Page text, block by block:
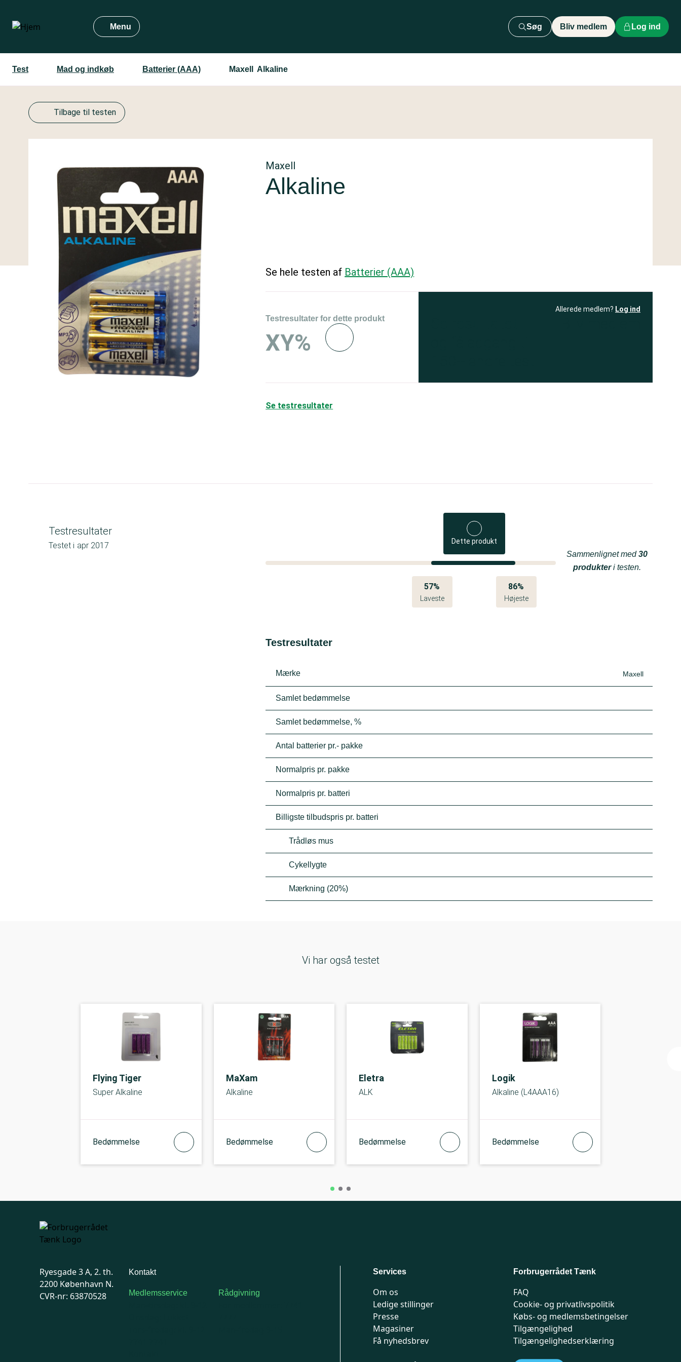
hovedindhold
Menu Søg Bliv medlem Log ind
Test Mad og indkøb Batterier (AAA) Maxell Alkaline
Tilbage til testen
Maxell
Alkaline
Se hele testen af Batterier (AAA)
Testresultater for dette produkt
XY%
Allerede medlem? Log ind
Se testresultater
Testresultater
Testet i apr 2017 Dette produkt
57%
Laveste
86%
Højeste
Sammenlignet med30
produkteri testen.
Testresultater
Mærke Maxell
Samlet bedømmelse
Samlet bedømmelse, %
Antal batterier pr.- pakke
Normalpris pr. pakke
Normalpris pr. batteri
Billigste tilbudspris pr. batteri
Trådløs mus
Cykellygte
Mærkning (20%)
Vi har også testet
Flying Tiger
Super Alkaline
Bedømmelse
MaXam
Alkaline
Bedømmelse
Eletra
ALK
Bedømmelse
Logik
Alkaline (L4AAA16)
Bedømmelse
Ryesgade 3 A, 2. th.
2200 København N.
CVR-nr: 63870528
Kontakt
Medlemsservice Rådgivning
Services
Om os
Ledige stillinger
Presse
Magasiner
Få nyhedsbrev
Forbrugerrådet Tænk
FAQ
Cookie- og privatlivspolitik
Købs- og medlemsbetingelser
Tilgængelighed
Tilgængelighedserklæring